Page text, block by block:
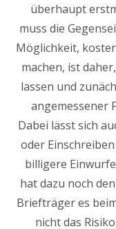
überhaupt
muss die
Möglichkeit,
machen, ist
lassen und
angemessener
Dabei lässt sich
oder
billigere
hat dazu noch
Briefträger es
nicht das